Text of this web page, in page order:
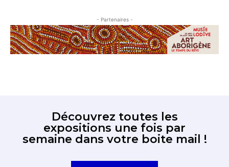
- Partenaires -
Découvrez toutes les
expositions une fois par
semaine dans votre boite mail !